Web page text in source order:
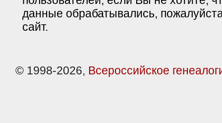
данные обрабатывались,
сайт.
© 1998-2026, Всероссийское